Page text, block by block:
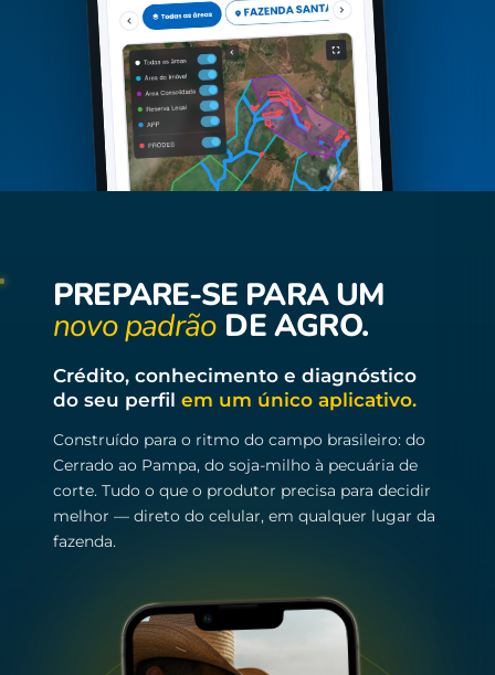
PREPARE-SE PARA UM
novo padrão DE AGRO.
Crédito, conhecimento e diagnóstico
do seu perfil em um único aplicativo.
Construído para o ritmo do campo brasileiro: do
Cerrado ao Pampa, do soja-milho à pecuária de
corte. Tudo o que o produtor precisa para decidir
melhor — direto do celular, em qualquer lugar da
fazenda.